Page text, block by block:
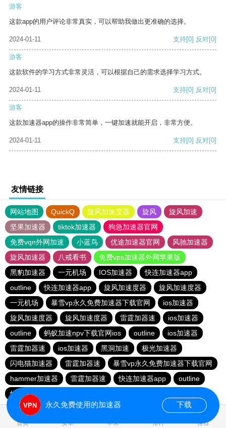
游客
这款app的用户评论非常真实，可以帮助我做出更准确的选择。
2024-01-11 支持[0] 反对[0]
游客
这款软件的学习方式非常灵活，可以根据自己的需求选择学习方式。
2024-01-11 支持[0] 反对[0]
游客
这款加速器app的操作非常简单，一键加速就能开启，非常方便。
2024-01-11 支持[0] 反对[0]
友情链接
网站地图 QuickQ 旋风加速度器 旋风
旋风加速
坚果加速器
tiktok加速器
狗急加速器官网
免费vqn外网加速
小蓝鸟 优途加速器官网
风驰加速器
旋风加速器
八戒看书
免费vps加速器外网苹果版
黑豹加速器
一元机场 IOS加速器
快连加速器app
outline
快连加速器app 旋风加速度器
旋风加速度器
一元机场
暴雪vp永久免费加速器下载官网
ios加速器
旋风加速度器
旋风加速度器 雷霆加器速
ios加速器
outline
蚂蚁加速npv下载官网ios outline
ios加速器
雷霆加器速
ios加速器 黑洞加速
极光加速器
闪电猫加速器
雷霆加器速
暴雪vp永久免费加速器下载官网
hammer加速器
雷霆加器速 快连加速器app
outline
快连加速器app
首页 安卓 苹果 排行 推荐
永久免费使用的加速器 下载
1.152075s